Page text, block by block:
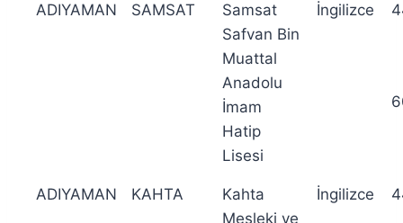
ADIYAMAN SAMSAT
Samsat
Safvan Bin
Muattal
Anadolu
İmam
Hatip
Lisesi
İngilizce
ADIYAMAN KAHTA
Kahta
Mesleki ve
İngilizce